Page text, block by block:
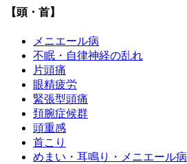
【頭・首】
メニエール病
不眠・自律神経の乱れ
片頭痛
眼精疲労
緊張型頭痛
頚腕症候群
頭重感
首こり
めまい・耳鳴り・メニエール病